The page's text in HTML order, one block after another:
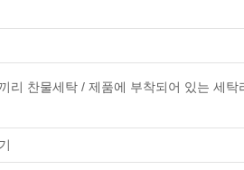
리 찬물세탁 / 제품에 부착되어 있는 세탁